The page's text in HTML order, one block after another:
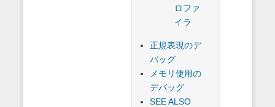
ロファ
イラ
正規表現のデ
バッグ
メモリ使用の
デバッグ
SEE ALSO